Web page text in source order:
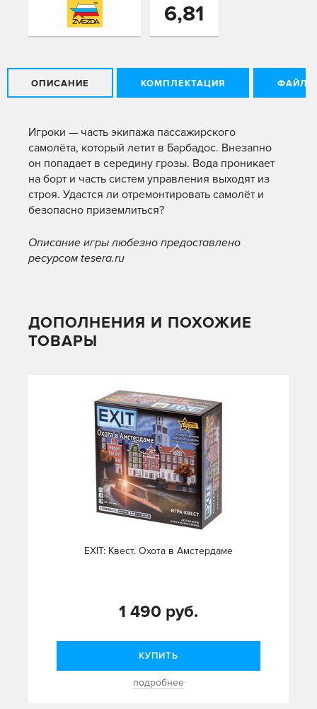
6,81
ОПИСАНИЕ КОМПЛЕКТАЦИЯ ФАЙЛЫ
Игроки — часть экипажа пассажирского
самолёта, который летит в Барбадос. Внезапно
он попадает в середину грозы. Вода проникает
на борт и часть систем управления выходят из
строя. Удастся ли отремонтировать самолёт и
безопасно приземлиться?
Описание игры любезно предоставлено
ресурсом tesera.ru
ДОПОЛНЕНИЯ И ПОХОЖИЕ
ТОВАРЫ
EXIT: Квест. Охота в Амстердаме
1 490 руб.
КУПИТЬ
подробнее